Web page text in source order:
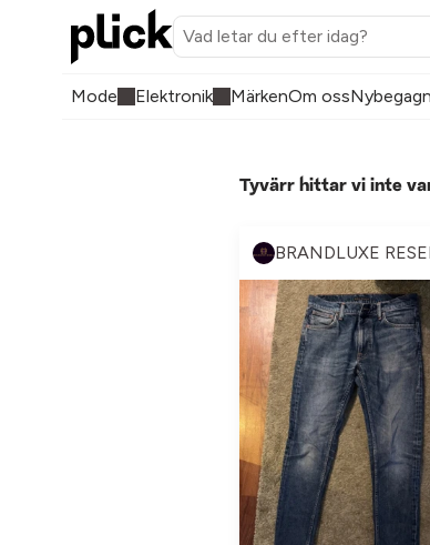
Mode Elektronik MärkenOm oss
Tyvärr hittar vi inte
BRANDLUXE